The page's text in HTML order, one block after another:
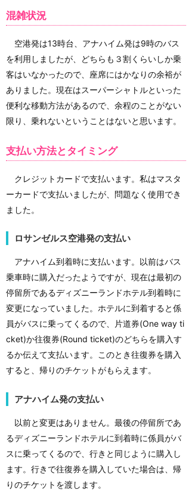
混雑状況
空港発は13時台、アナハイム発は9時のバス
を利用しましたが、どちらも３割くらいしか乗
客はいなかったので、座席にはかなりの余裕が
ありました。現在はスーパーシャトルといった
便利な移動方法があるので、余程のことがない
限り、乗れないということはないと思います。
支払い方法とタイミング
クレジットカードで支払います。私はマスタ
ーカードで支払いましたが、問題なく使用でき
ました。
ロサンゼルス空港発の支払い
アナハイム到着時に支払います。以前はバス
乗車時に購入だったようですが、現在は最初の
停留所であるディズニーランドホテル到着時に
変更になっていました。ホテルに到着すると係
員がバスに乗ってくるので、片道券(One way ti
cket)か往復券(Round ticket)のどちらを購入す
るか伝えて支払います。このとき往復券を購入
すると、帰りのチケットがもらえます。
アナハイム発の支払い
以前と変更はありません。最後の停留所であ
るディズニーランドホテルに到着時に係員がバ
スに乗ってくるので、行きと同じように購入し
ます。行きで往復券を購入していた場合は、帰
りのチケットを渡します。